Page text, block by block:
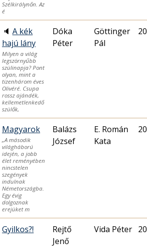
Szélkirálynőn. Az
é
🔈 A kék
hajú lány
Milyen a világ
legszörnyűbb
szülinapja? Pont
olyan, mint a
tizenhárom éves
Olivéré. Csupa
rossz ajándék,
kellemetlenkedő
szülők,
Dóka
Péter
Göttinger
Pál
Magyarok
„A második
világháború
idején, a jobb
élet reményében
nincstelen
szegények
indulnak
Németországba.
Egy évig
dolgoznak
erejüket m
Balázs
József
E. Román
Kata
Gyilkos?!
Rejtő
Jenő
Vida Péter